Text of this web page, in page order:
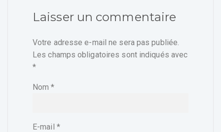
Laisser un commentaire
Votre adresse e-mail ne sera pas publiée.
Les champs obligatoires sont indiqués avec
*
Nom*
E-mail *